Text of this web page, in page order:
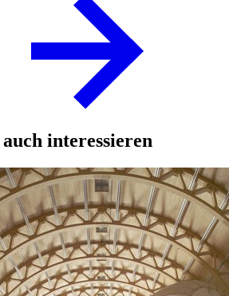
interessieren